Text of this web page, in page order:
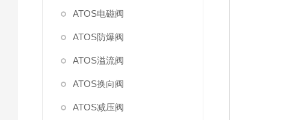
ATOS电磁阀
ATOS防爆阀
ATOS溢流阀
ATOS换向阀
ATOS减压阀